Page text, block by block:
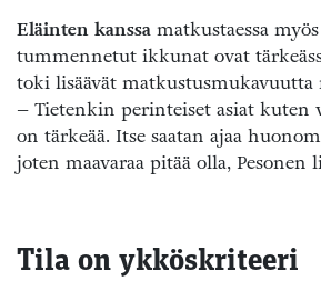
Eläinten kanssa matkustaessa
tummennetut ikkunat ovat
toki lisäävät
– Tietenkin perinteiset asiat kuten
on tärkeää. Itse saatan ajaa
joten maavaraa pitää olla, Pesonen
Tila on ykköskriteeri